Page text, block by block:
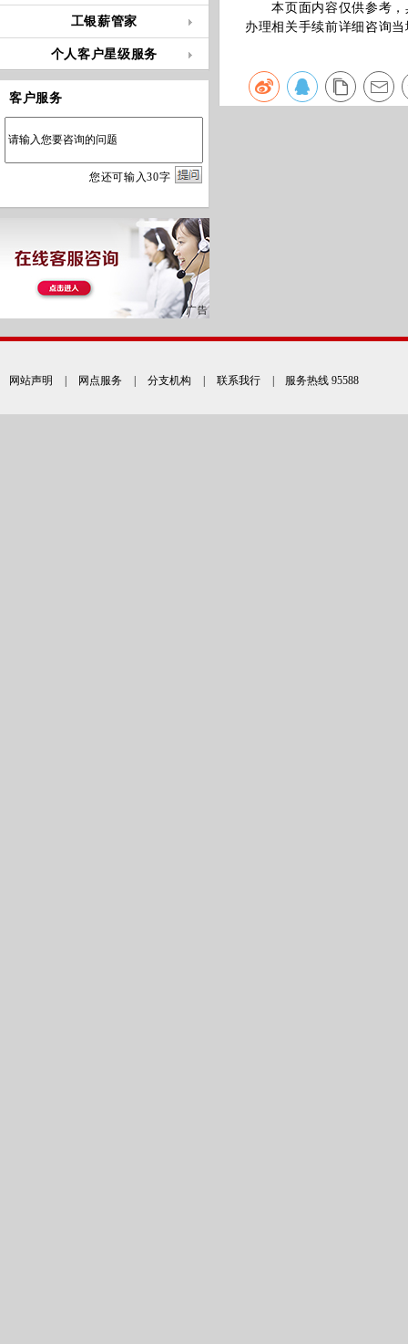
工银薪管家
个人客户星级服务
客户服务
您还可输入30字
本页面内容仅供参考，
办理相关手续前详细咨询
网站声明 网点服务 分支机构 联系我行 | 服务热线 95588